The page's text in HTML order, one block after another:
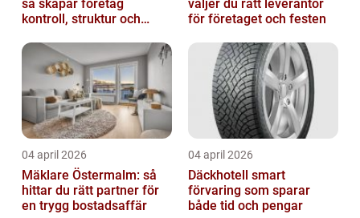
så skapar företag
kontroll, struktur och
väljer du rätt leverantör
för företaget och festen
04 april 2026
Mäklare Östermalm: så
hittar du rätt partner för
en trygg bostadsaffär
04 april 2026
Däckhotell smart
förvaring som sparar
både tid och pengar